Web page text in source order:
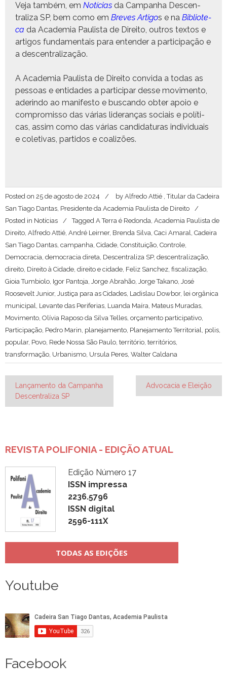
Veja tam­bém, em Notí­cias da Cam­pan­ha Descen­
tral­iza SP, bem como em Breves Arti­gos e na Bib­liote­
ca da Acad­e­mia Paulista de Dire­ito, out­ros tex­tos e
arti­gos fun­da­men­tais para enten­der a par­tic­i­pação e
a descentralização.
A Acad­e­mia Paulista de Dire­ito con­vi­da a todas as
pes­soas e enti­dades a par­tic­i­par desse movi­men­to,
aderindo ao man­i­festo e bus­can­do obter apoio e
com­pro­mis­so das várias lid­er­anças soci­ais e políti­
cas, assim como das várias can­di­dat­uras indi­vid­u­ais
e cole­ti­vas, par­tidos e coalizões.
Posted on 25 de agosto de 2024 by Alfredo Attié , Titular da Cadeira
San Tiago Dantas, Presidente da Academia Paulista de Direito
Posted in Notícias Tagged A Terra é Redonda, Academia Paulista de
Direito, Alfredo Attié, André Leirner, Brenda Silva, Caci Amaral, Cadeira
San Tiago Dantas, campanha, Cidade, Constituição, Controle,
Democracia, democracia direta, Descentraliza SP, descentralização,
direito, Direito à Cidade, direito e cidade, Feliz Sanchez, fiscalização,
Gioia Tumbiolo, Igor Pantoja, Jorge Abrahão, Jorge Takano, José
Roosevelt Junior, Justiça para as Cidades, Ladislau Dowbor, lei orgânica
municipal, Levante das Periferias, Luanda Maíra, Mateus Muradas,
Movimento, Olívia Raposo da Silva Telles, orçamento participativo,
Participação, Pedro Marin, planejamento, Planejamento Territorial, polis,
popular, Povo, Rede Nossa São Paulo, território, territórios,
transformação, Urbanismo, Ursula Peres, Walter Caldana
Navegação
de
Lançamento da Campanha
Descentraliza SP
Advocacia e Eleição
REVISTA POLIFONIA - EDIÇÃO ATUAL
Edição Número 17
ISSN impressa
2236.5796
ISSN digital
2596-111X
TODAS AS EDIÇÕES
Youtube
Facebook